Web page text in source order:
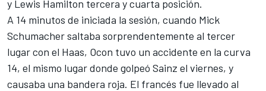
y Lewis Hamilton tercera y cuarta posición.
A 14 minutos de iniciada la sesión, cuando Mick
Schumachersaltaba sorprendentemente al tercer
lugar con el Haas, Ocon tuvo un accidente en la curva
14, el mismo lugar donde golpeó Sainz el viernes, y
causaba una bandera roja. El francés fue llevado al